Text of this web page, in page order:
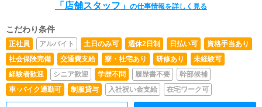
いただきます。【新規のお客様の増加】【リピート率の向
がしっかり稼げるよう、インターネットを活用したPR
（写メ日記など）の効果的な使い方をアドバイスしていた
だきます。■PC更新業務ヘブンネットなどポータルサイト
の店舗情報を更新します。キャストの出勤情報やイベン
ト、求人ブログの作成などを行います。基本的にはボタン
操作や簡単な文字入力ができれば大丈夫です。PCが苦手
な方でも問題なくできます。■清掃・備品管理お客様やキ
なら、どなたでも大歓迎です！
「店舗スタッフ」 の仕事情報を詳しく見る
こだわり条件
正社員 アルバイト 土日のみ可 週休2日制 日払い可
資格手当あり
社会保険完備
交通費支給 寮・社宅あり 研修あり
未経験可
経験者歓迎
シニア歓迎 学歴不問 履歴書不要
幹部候補
車･バイク通勤可
制服貸与 入社祝い金支給 在宅ワーク可